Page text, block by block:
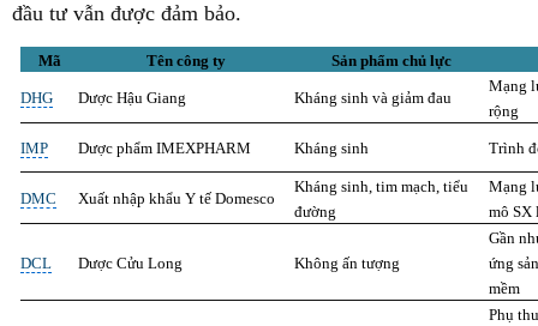
đầu tư vẫn được đảm bảo.
Mã Tên công ty Sản phẩm chủ lực
DHG Dược Hậu Giang Kháng sinh và giảm đau
Mạng
rộng
IMP Dược phẩm IMEXPHARM Kháng sinh Trình
DMC Xuất nhập khẩu Y tế Domesco
Kháng sinh, tim mạch, tiểu
đường
Mạng
mô SX
DCL Dược Cửu Long Không ấn tượng
Gần
ứng
mềm
Phụ